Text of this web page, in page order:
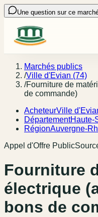
Une question sur ce
Marchés publics
/Ville d'Evian (74)
/Fourniture de
de commande)
AcheteurVille
DépartementHaute-
RégionAuvergne-
Appel d'Offre Public
Fourniture
électrique
bons de